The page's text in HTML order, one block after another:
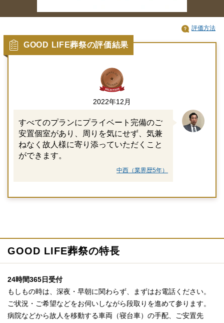
GOOD LIFE葬祭の評価結果
評価方法
2022年12月
すべてのプランにプライベート完備のご
安置個室があり、周りを気にせず、気兼
ねなく故人様に寄り添っていただくこと
ができます。
中西（業界歴5年）
GOOD LIFE葬祭の特長
24時間365日受付
もしもの時は、深夜・早朝に関わらず、まずはお電話ください。
ご状況・ご希望などをお伺いしながら段取りを進めて参ります。
病院などから故人を移動する車両（寝台車）の手配、ご安置先